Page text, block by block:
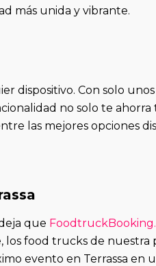
más unida y vibrante.
dispositivo. Con solo
no solo te
las mejores opciones
que
food trucks de nuestra
evento en Terrassa en